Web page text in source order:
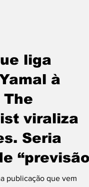
Estados Unidos. A
assinaturas. No texto
que a arbitragem do
liga
à
The
viraliza
Seria
“previsão”